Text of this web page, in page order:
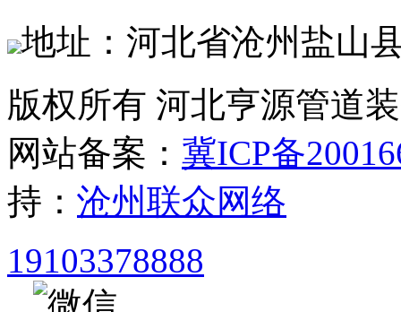
地址：河北省沧州盐山
版权所有 河北亨源管道
网站备案： 冀ICP备
持： 沧州联众网络
19103378888